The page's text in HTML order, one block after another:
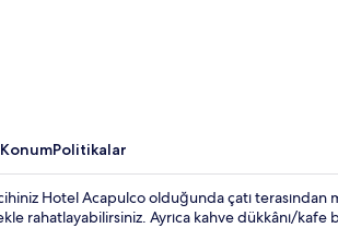
KonumPolitikalar
Hotel Acapulco olduğunda çatı terasından
rahatlayabilirsiniz. Ayrıca kahve dükkânı/kafe